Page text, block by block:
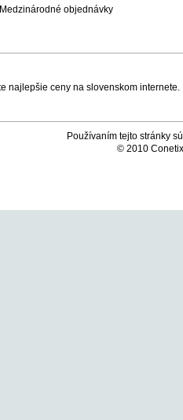
Medzinárodné objednávky
Používaním tejto stránky
© 2010